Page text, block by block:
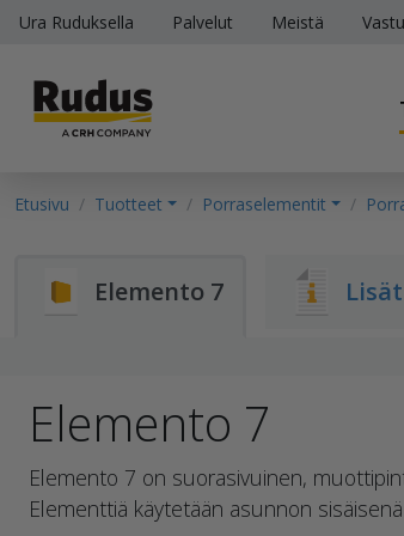
Ura Ruduksella Palvelut Meistä
Etusivu Tuotteet Porraselementit
Elemento 7
Elemento 7
Elemento 7 on suorasivuinen,
Elementtiä käytetään asunnon